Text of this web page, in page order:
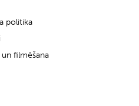
politika
filmēšana